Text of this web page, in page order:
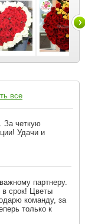
все
За четкую
Удачи и
партнеру.
срок! Цветы
команду, за
только к